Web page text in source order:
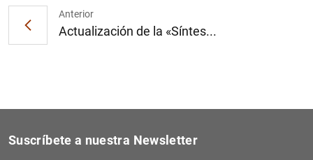
Anterior
Actualización de la «Síntes...
Suscríbete a nuestra Newsletter